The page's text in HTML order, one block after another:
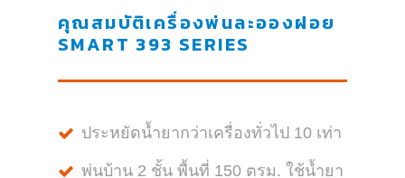
คุณสมบัติเครื่องพ่นละอองฝอย
SMART 393 SERIES
ประหยัดน้ำยากว่าเครื่องทั่วไป 10 เท่า
พ่นบ้าน 2 ชั้น พื้นที่ 150 ตรม. ใช้น้ำยา